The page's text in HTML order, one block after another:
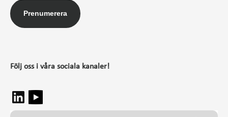
Prenumerera
Följ oss i våra sociala kanaler!